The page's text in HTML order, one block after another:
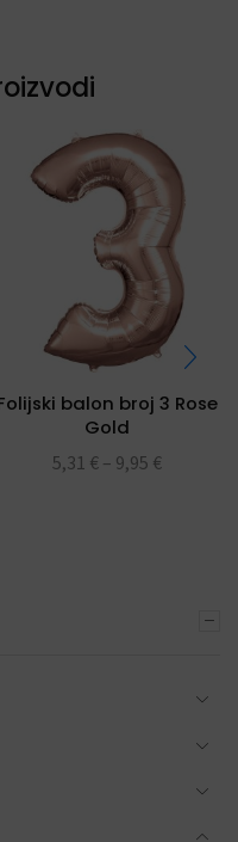
balon broj 3 Rose
Gold
5,31 € – 9,95 €